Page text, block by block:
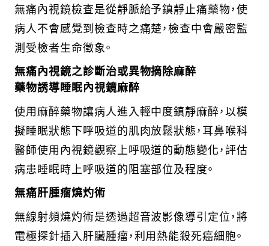
無痛內視鏡檢查是從靜脈給予鎮靜止痛藥物，使
病人不會感覺到檢查時之痛楚，檢查中會嚴密監
測受檢者生命徵象。
無痛內視鏡之診斷治或異物摘除麻醉
藥物誘導睡眠內視鏡麻醉
使用麻醉藥物讓病人進入輕中度鎮靜麻醉，以模
擬睡眠狀態下呼吸道的肌肉放鬆狀態，耳鼻喉科
醫師使用內視鏡觀察上呼吸道的動態變化，評估
病患睡眠時上呼吸道的阻塞部位及程度。
無痛肝腫瘤燒灼術
無線射頻燒灼術是透過超音波影像導引定位，將
電極探針插入肝臟腫瘤，利用熱能殺死癌細胞。